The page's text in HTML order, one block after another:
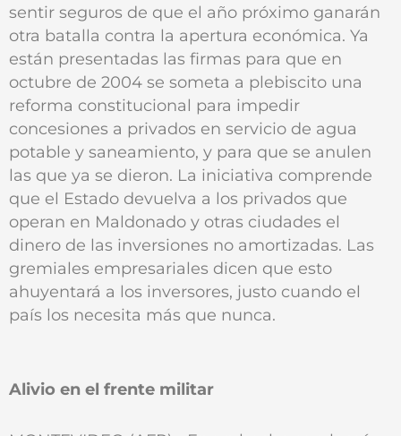
sentir seguros de que el año próximo ganarán
otra batalla contra la apertura económica. Ya
están presentadas las firmas para que en
octubre de 2004 se someta a plebiscito una
reforma constitucional para impedir
concesiones a privados en servicio de agua
potable y saneamiento, y para que se anulen
las que ya se dieron. La iniciativa comprende
que el Estado devuelva a los privados que
operan en Maldonado y otras ciudades el
dinero de las inversiones no amortizadas. Las
gremiales empresariales dicen que esto
ahuyentará a los inversores, justo cuando el
país los necesita más que nunca.
Alivio en el frente militar